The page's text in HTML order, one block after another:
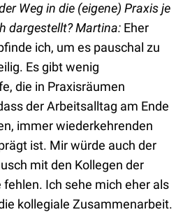
Weg in die (eigene) Praxis je
dargestellt?Martina: Eher
ich, um es pauschal zu
Es gibt wenig
die in Praxisräumen
der Arbeitsalltag am Ende
immer wiederkehrenden
ist. Mir würde auch der
mit den Kollegen der
Ich sehe mich eher als
kollegiale Zusammenarbeit.